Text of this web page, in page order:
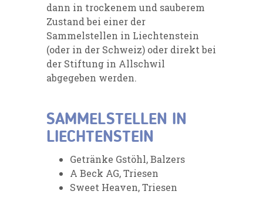
dann in trockenem und sauberem
Zustand bei einer der
Sammelstellen in Liechtenstein
(oder in der Schweiz) oder direkt bei
der Stiftung in Allschwil
abgegeben werden.
SAMMELSTELLEN IN
LIECHTENSTEIN
Getränke Gstöhl, Balzers
A Beck AG, Triesen
Sweet Heaven, Triesen